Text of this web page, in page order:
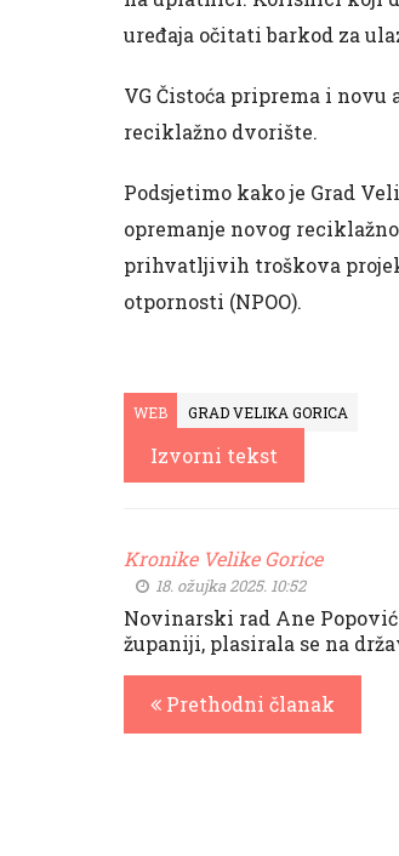
uređaja očitati barkod za
VG Čistoća priprema i
reciklažno dvorište.
Podsjetimo kako je Grad
opremanje novog
prihvatljivih troškova
otpornosti (NPOO).
WEB GRAD VELIKA GORICA
Izvorni tekst
Kronike Velike Gorice
18. ožujka 2025. 10:52
Novinarski rad Ane
županiji, plasirala se na
Prethodni članak